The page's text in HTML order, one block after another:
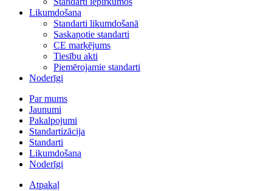
Likumdošana
Standarti likumdošanā
Saskaņotie standarti
CE marķējums
Tiesību akti
Piemērojamie standarti
Noderīgi
Par mums
Jaunumi
Pakalpojumi
Standartizācija
Standarti
Likumdošana
Noderīgi
Atpakaļ